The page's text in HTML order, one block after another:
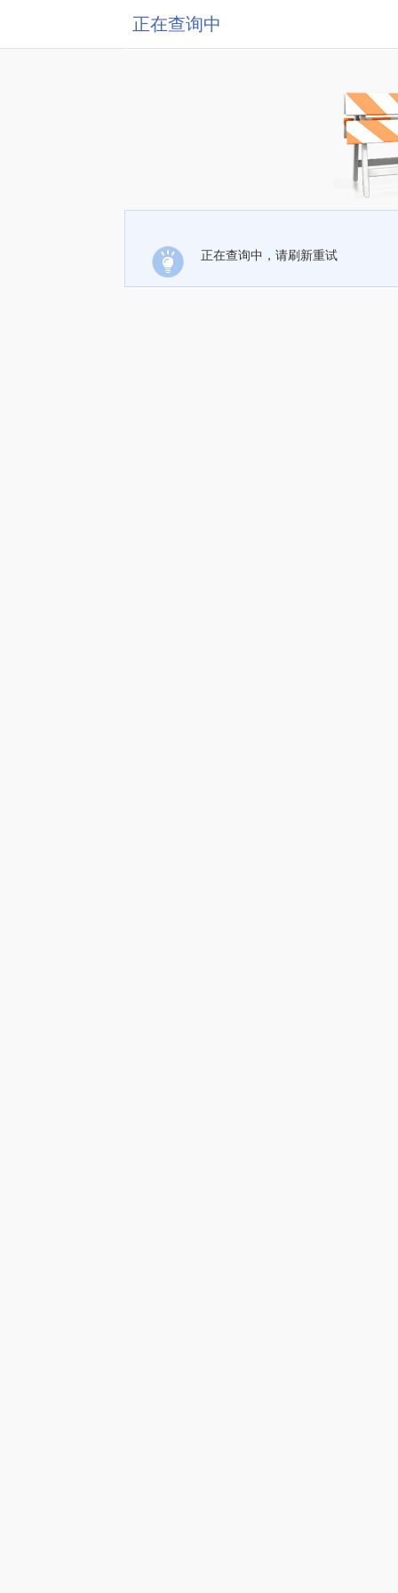
正在查询中
正在查询中，请刷新重试